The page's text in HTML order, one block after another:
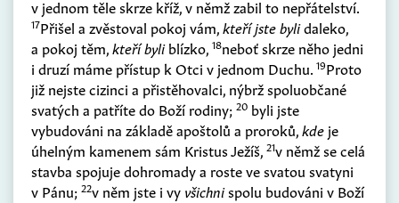
v jednom těle skrze kříž, v němž zabil to nepřátelství.
17Přišel a zvěstoval pokoj vám,kteří jste bylidaleko,
a pokoj těm,kteří byliblízko, 18neboť skrze něho jedni
i druzí máme přístup k Otci v jednom Duchu. 19Proto
již nejste cizinci a přistěhovalci, nýbrž spoluobčané
svatých a patříte do Boží rodiny; 20 byli jste
vybudováni na základě apoštolů a proroků,kde je
úhelným kamenem sám Kristus Ježíš, 21v němž se celá
stavba spojuje dohromady a roste ve svatou svatyni
v Pánu; 22v něm jste i vy všichnispolu budováni v Boží